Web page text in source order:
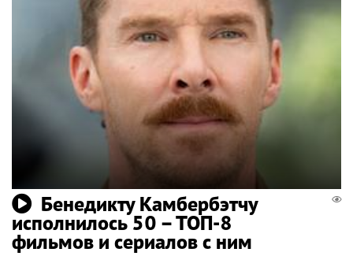
Бенедикту Камбербэтчу
исполнилось 50 – ТОП-8
фильмов и сериалов с ним